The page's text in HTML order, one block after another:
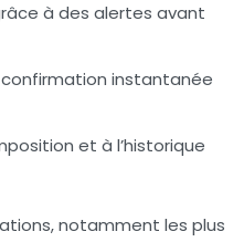
à des alertes avant
instantanée
et à l’historique
notamment les plus